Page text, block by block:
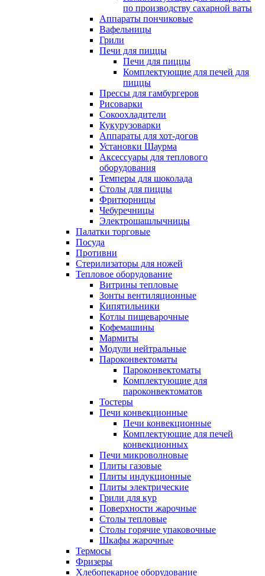
по производству сахарной ваты
Аппараты пончиковые
Вафельницы
Грили
Печи для пиццы
Печи для пиццы
Комплектующие для печей для
пиццы
Прессы для гамбургеров
Рисоварки
Сокоохладители
Кукурузоварки
Аппараты для хот-догов
Установки Шаурма
Аксессуары для теплового
оборудования
Темперы для шоколада
Столы для пиццы
Фритюрницы
Чебуречницы
Электрошашлычницы
Палатки торговые
Посуда
Противни
Стерилизаторы для ножей
Тепловое оборудование
Витрины тепловые
Зонты вентиляционные
Кипятильники
Котлы пищеварочные
Кофемашины
Мармиты
Модули нейтральные
Пароконвектоматы
Пароконвектоматы
Комплектующие для
пароконвектоматов
Тостеры
Печи конвекционные
Печи конвекционные
Комплектующие для печей
конвекционных
Печи микроволновые
Плиты газовые
Плиты индукционные
Плиты электрические
Грили для кур
Поверхности жарочные
Столы тепловые
Столы горячие упаковочные
Шкафы жарочные
Термосы
Фризеры
Хлебопекарное оборудование